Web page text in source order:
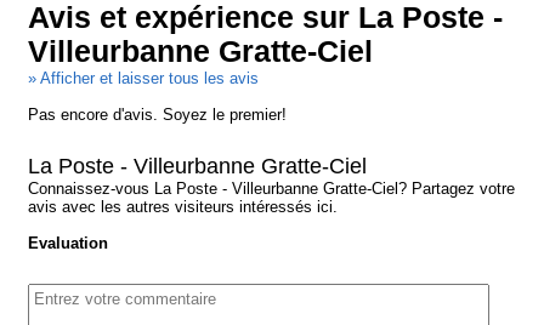
Avis et expérience sur La Poste -
Villeurbanne Gratte-Ciel
» Afficher et laisser tous les avis
Pas encore d'avis. Soyez le premier!
La Poste - Villeurbanne Gratte-Ciel
Connaissez-vous La Poste - Villeurbanne Gratte-Ciel? Partagez votre
avis avec les autres visiteurs intéressés ici.
Evaluation